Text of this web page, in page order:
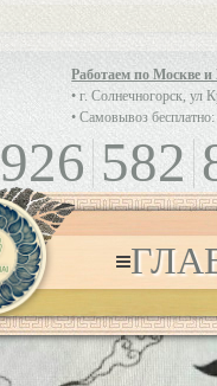
Работаем по Москве
• г. Солнечногорск, ул
• Самовывоз
926 582